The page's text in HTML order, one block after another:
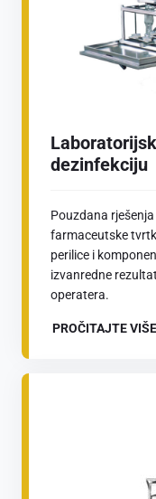
dezinfekciju
Pouzdana
farmaceutske
perilice i
izvanredne
operatera.
PROČITAJTE VIŠE